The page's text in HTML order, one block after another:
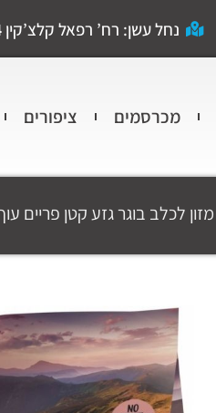
נחל עשן: רח’ רפאל קלצ’קין 4
מכרסמים ציפורים